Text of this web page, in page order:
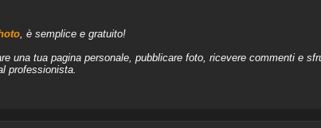
, è semplice e gratuito!
una tua pagina personale, pubblicare foto, ricevere commenti e
professionista.